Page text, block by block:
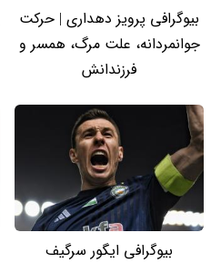
بیوگرافی پرویز دهداری | حرکت
جوانمردانه، علت مرگ، همسر و
فرزندانش
بیوگرافی ایگور سرگیف